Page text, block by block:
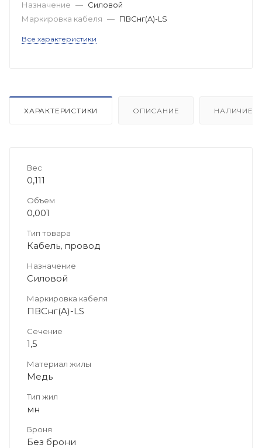
Назначение — Силовой
Маркировка кабеля — ПВСнг(A)-LS
Все характеристики
ХАРАКТЕРИСТИКИ ОПИСАНИЕ НАЛИЧИЕ
Вес
0,111
Объем
0,001
Тип товара
Кабель, провод
Назначение
Силовой
Маркировка кабеля
ПВСнг(A)-LS
Сечение
1,5
Материал жилы
Медь
Тип жил
мн
Броня
Без брони